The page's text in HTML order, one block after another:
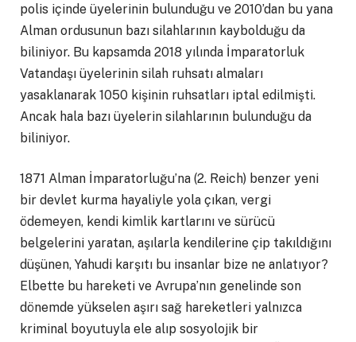
polis içinde üyelerinin bulunduğu ve 2010’dan bu yana
Alman ordusunun bazı silahlarının kaybolduğu da
biliniyor. Bu kapsamda 2018 yılında İmparatorluk
Vatandaşı üyelerinin silah ruhsatı almaları
yasaklanarak 1050 kişinin ruhsatları iptal edilmişti.
Ancak hala bazı üyelerin silahlarının bulunduğu da
biliniyor.
1871 Alman İmparatorluğu’na (2. Reich) benzer yeni
bir devlet kurma hayaliyle yola çıkan, vergi
ödemeyen, kendi kimlik kartlarını ve sürücü
belgelerini yaratan, aşılarla kendilerine çip takıldığını
düşünen, Yahudi karşıtı bu insanlar bize ne anlatıyor?
Elbette bu hareketi ve Avrupa’nın genelinde son
dönemde yükselen aşırı sağ hareketleri yalnızca
kriminal boyutuyla ele alıp sosyolojik bir